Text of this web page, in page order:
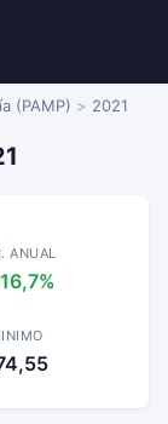
(PAMP) 2021
ANUAL